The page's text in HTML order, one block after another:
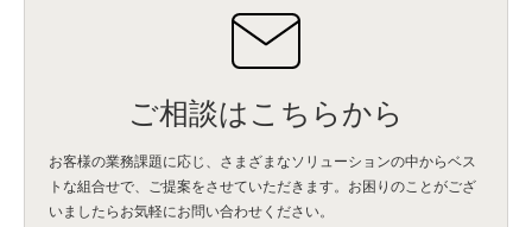
ご相談はこちらから
お客様の業務課題に応じ、さまざまなソリューションの中からベス
トな組合せで、
ご提案をさせていただきます。お困りのことがござ
いましたらお気軽にお問い合わせください。